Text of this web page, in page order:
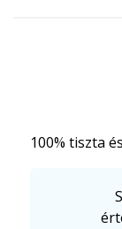
100% tiszta